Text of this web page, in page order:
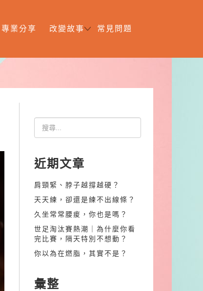
專業分享 改變故事 常見問題
近期文章
肩頸緊、脖子越撐越硬？
天天練，卻還是練不出線條？
久坐常常腰痠，你也是嗎？
世足淘汰賽熱潮｜為什麼你看
完比賽，隔天特別不想動？
你以為在燃脂，其實不是？
彙整